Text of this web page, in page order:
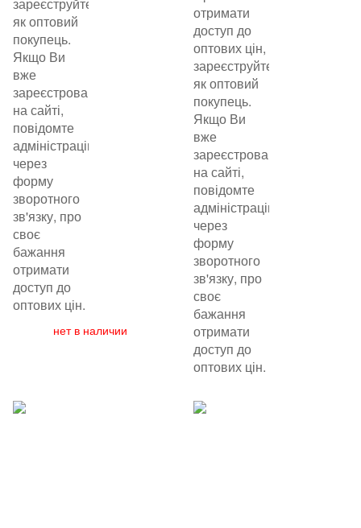
зареєструйтеся
як оптовий
покупець.
Якщо Ви
вже
зареєстровані
на сайті,
повідомте
адміністрацію
через
форму
зворотного
зв'язку, про
своє
бажання
отримати
доступ до
оптових цін.
нет в наличии
отримати
доступ до
оптових цін,
зареєструйтеся
як оптовий
покупець.
Якщо Ви
вже
зареєстровані
на сайті,
повідомте
адміністрацію
через
форму
зворотного
зв'язку, про
своє
бажання
отримати
доступ до
оптових цін.